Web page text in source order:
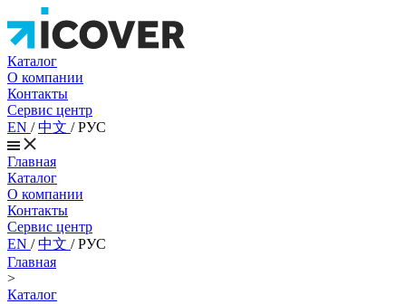
Каталог
О компании
Контакты
Сервис центр
EN /中文 /РУС
Главная
Каталог
О компании
Контакты
Сервис центр
EN /中文 /РУС
Главная
>
Каталог